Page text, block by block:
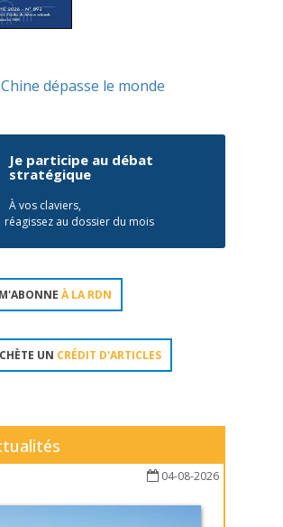
dépasse le monde
Je participe au débat
stratégique
À vos claviers,
réagissez au dossier du mois
À LA RDN
UN CRÉDIT D'ARTICLES
04-08-2026